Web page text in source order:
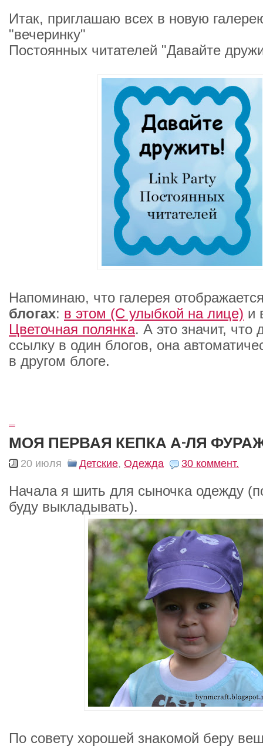
Итак, приглашаю всех в новую
"вечеринку"
Постоянных читателей "Давайте
Напоминаю, что галерея
блогах: в этом (С улыбкой на лице) и
Цветочная полянка. А это значит, что
ссылку в один блогов, она
в другом блоге.
МОЯ ПЕРВАЯ КЕПКА А-ЛЯ
20 июля Детские, Одежда 30 коммент.
Начала я шить для сыночка одежду
буду выкладывать).
По совету хорошей знакомой беру